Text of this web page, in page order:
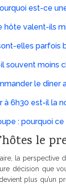
est-ce
hôte valent-ils
elles parfois
souvent moins
le dîner
6h30 est-il la
: pourquoi
le
la perspective
décision que
plus qu’un